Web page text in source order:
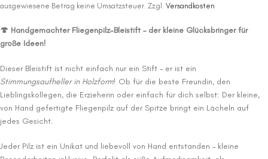
ausgewiesene Betrag keine Umsatzsteuer. Zzgl. Versandkosten
🍄 Handgemachter Fliegenpilz-Bleistift – der kleine Glücksbringer für
große Ideen!
Dieser Bleistift ist nicht einfach nur ein Stift – er ist ein
Stimmungsaufheller in Holzform! Ob für die beste Freundin, den
Lieblingskollegen, die Erzieherin oder einfach für dich selbst: Der kleine,
von Hand gefertigte Fliegenpilz auf der Spitze bringt ein Lächeln auf
jedes Gesicht.
Jeder Pilz ist ein Unikat und liebevoll von Hand entstanden – kleine